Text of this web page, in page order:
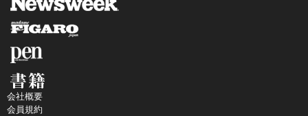
会社概要
会員規約